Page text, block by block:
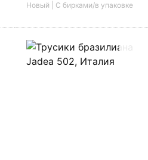
Новый | С бирками/в упаковке